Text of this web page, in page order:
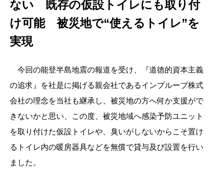
ない 既存の仮設トイレにも取り付
け可能 被災地で“使えるトイレ”を
実現
今回の能登半島地震の報道を受け、『道徳的資本主義
の追求』を社是に掲げる親会社であるインプルーブ株式
会社の理念を当社も継承し、被災地の方へ何か支援がで
きないかと思い、この度、被災地域へ感染予防ユニット
を取り付けた仮設トイレや、臭いがしないからこそ置け
るトイレ内の暖房器具などを無償で貸与及び設置を行い
ました。